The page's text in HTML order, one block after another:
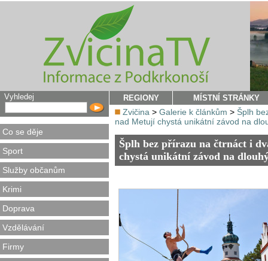
Vyhledej
Co se děje
Sport
Služby občanům
Krimi
Doprava
Vzdělávání
Firmy
REGIONY MÍSTNÍ STRÁNKY
Zvičina > Galerie k článkům > Šplh
nad Metují chystá unikátní závod na
Šplh bez přírazu na čtrnáct i
chystá unikátní závod na